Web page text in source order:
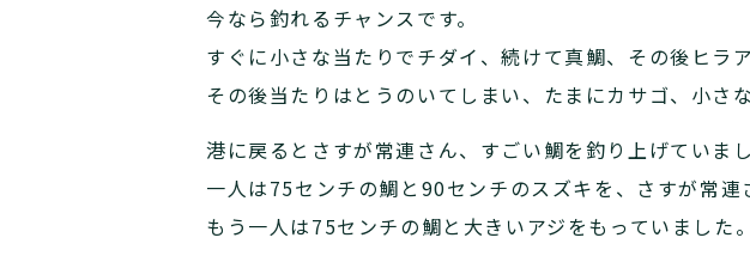
今なら釣れるチャンスです。
すぐに小さな当たりでチダイ、続けて真鯛、その後ヒラ
その後当たりはとうのいてしまい、たまにカサゴ、小さ
港に戻るとさすが常連さん、すごい鯛を釣り上げていまし
一人は75センチの鯛と90センチのスズキを、さすが常連
もう一人は75センチの鯛と大きいアジをもっていました。